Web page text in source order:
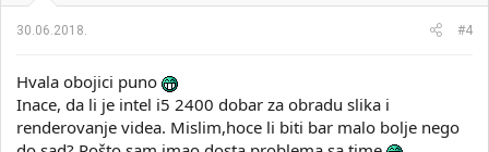
:
30.06.2018. #4
Hvala obojici puno
Inace, da li je intel i5 2400 dobar za obradu slika i
renderovanje videa. Mislim,hoce li biti bar malo bolje nego